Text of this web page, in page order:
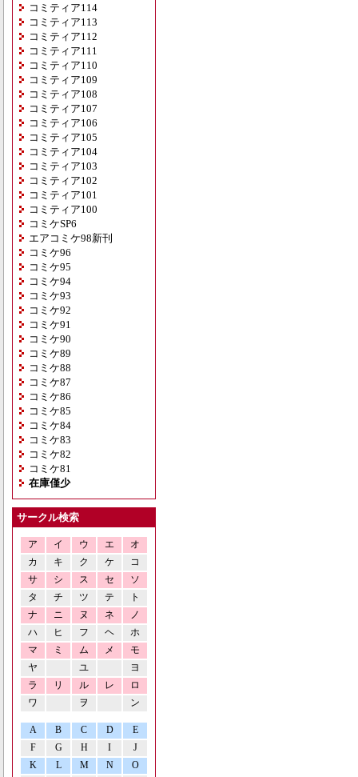
コミティア114
コミティア113
コミティア112
コミティア111
コミティア110
コミティア109
コミティア108
コミティア107
コミティア106
コミティア105
コミティア104
コミティア103
コミティア102
コミティア101
コミティア100
コミケSP6
エアコミケ98新刊
コミケ96
コミケ95
コミケ94
コミケ93
コミケ92
コミケ91
コミケ90
コミケ89
コミケ88
コミケ87
コミケ86
コミケ85
コミケ84
コミケ83
コミケ82
コミケ81
在庫僅少
サークル検索
ア イ ウ エ
オ
カ
キ ク ケ
コ
サ
シ ス セ
ソ
タ
チ ツ テ
ト
ナ
ニ ヌ ネ
ノ
ハ
ヒ フ ヘ
ホ
マ
ミ ム メ
モ
ヤ
ユ
ヨ
ラ
リ ル レ
ロ
ワ
ヲ ン
A B C D
E
F
G H I
J
K
L M N O